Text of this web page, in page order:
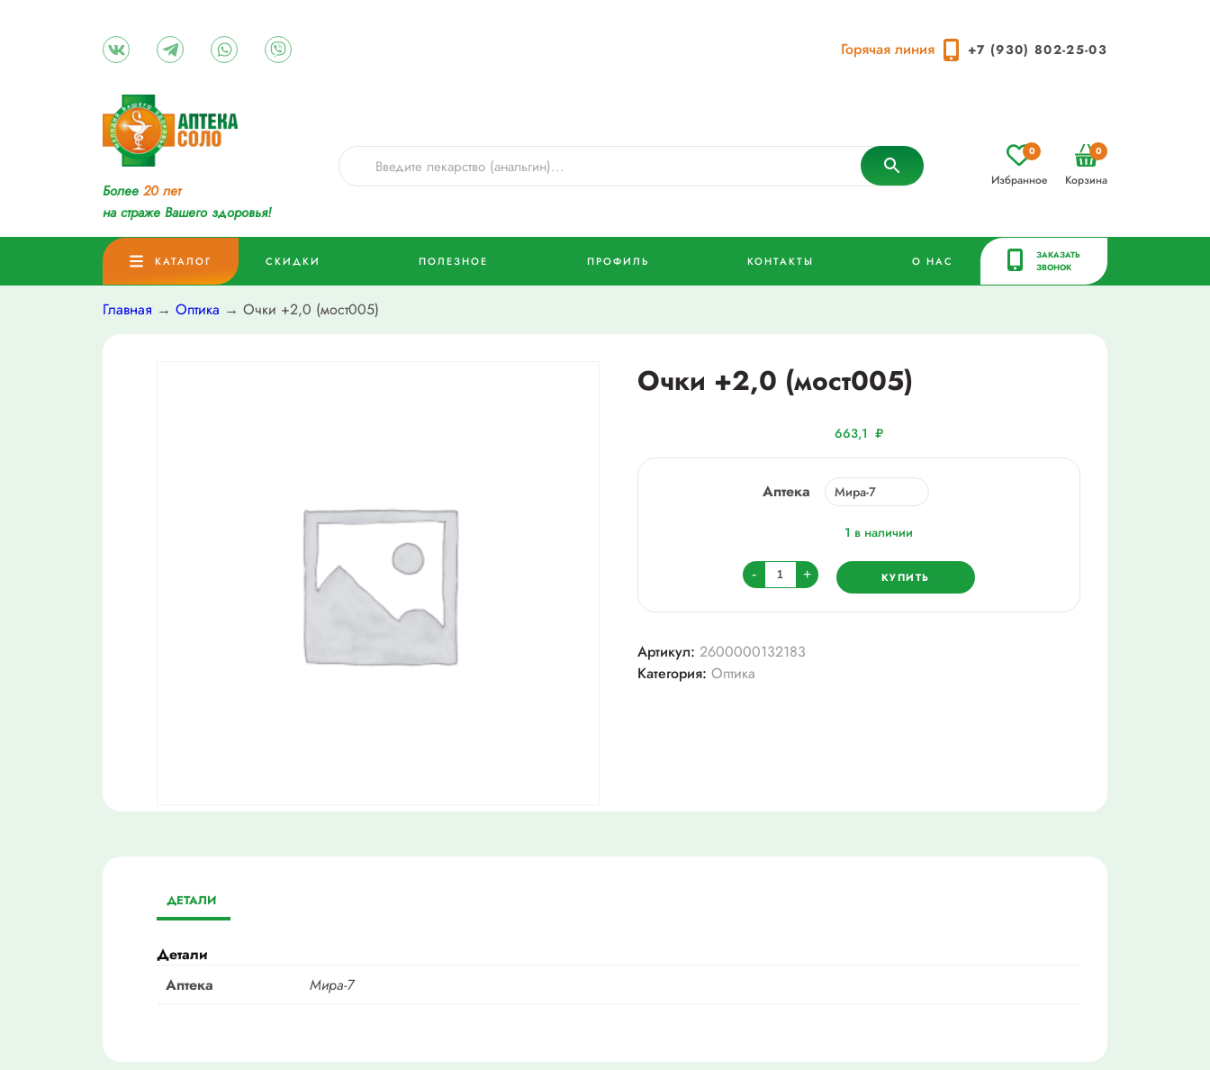
Горячая линия +7 (930) 802-25-03
Более 20 лет
на страже Вашего здоровья!
Избранное
0
Корзина
0
КАТАЛОГ СКИДКИ ПОЛЕЗНОЕ ПРОФИЛЬ КОНТАКТЫ О НАС
ЗАКАЗАТЬ
ЗВОНОК
Главная → Оптика → Очки +2,0 (мост005)
Очки +2,0 (мост005)
663,1 ₽
Аптека
1 в наличии
-
Количество
товара
Очки
(мост005)
+ КУПИТЬ
Артикул: 2600000132183
Категория: Оптика
ДЕТАЛИ
Детали
Аптека
Мира-7